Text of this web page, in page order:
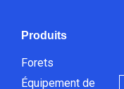
Produits
Forets
Équipement de